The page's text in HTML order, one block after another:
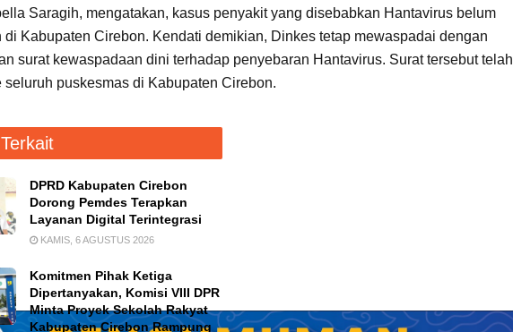
Saragih, mengatakan, kasus penyakit yang disebabkan Hantavirus belum
di Kabupaten Cirebon. Kendati demikian, Dinkes tetap mewaspadai dengan
surat kewaspadaan dini terhadap penyebaran Hantavirus. Surat tersebut telah
seluruh puskesmas di Kabupaten Cirebon.
DPRD Kabupaten Cirebon
Dorong Pemdes Terapkan
Layanan Digital Terintegrasi
KAMIS, 6 AGUSTUS 2026
Komitmen Pihak Ketiga
Dipertanyakan, Komisi VIII DPR
Minta Proyek Sekolah Rakyat
Kabupaten Cirebon Rampung